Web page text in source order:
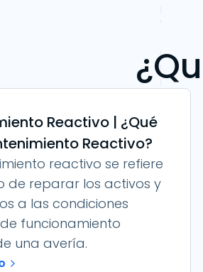
Reactivo | ¿Qué
Reactivo?
reactivo se refiere
de reparar los activos y
a las condiciones
funcionamiento
una avería.